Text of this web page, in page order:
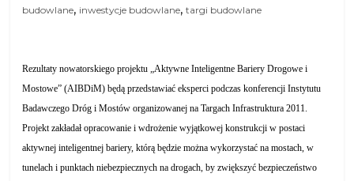
budowlane, inwestycje budowlane,targi budowlane
Rezultaty nowatorskiego projektu „Aktywne Inteligentne Bariery Drogowe i
Mostowe” (AIBDiM) będą przedstawiać eksperci podczas konferencji Instytutu
Badawczego Dróg i Mostów organizowanej na Targach Infrastruktura 2011.
Projekt zakładał opracowanie i wdrożenie wyjątkowej konstrukcji w postaci
aktywnej inteligentnej bariery, którą będzie można wykorzystać na mostach, w
tunelach i punktach niebezpiecznych na drogach, by zwiększyć bezpieczeństwo